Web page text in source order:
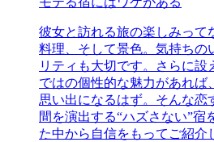
彼女と訪れる旅の楽しみっ
料理、そして景色。気持ちの
リティも大切です。さらに設
ではの個性的な魅力があれば
思い出になるはず。そんな恋
間を演出する“ハズさない”宿
た中から自信をもってご紹介